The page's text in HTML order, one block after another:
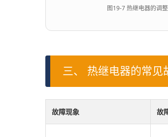
图19-7 热继电器的调
三、 热继电器的常见
故障现象 故